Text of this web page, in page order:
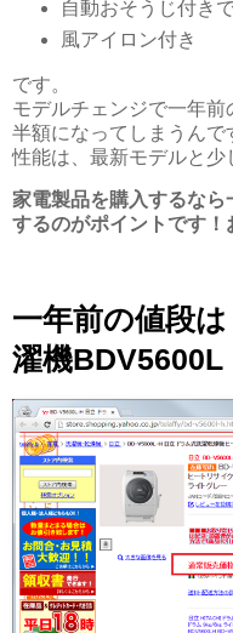
自動おそうじ付き
風アイロン付き
です。
モデルチェンジで一年
半額になってしまうんで
性能は、最新モデルと少
家電製品を購入するな
するのがポイントです！
一年前の値段
濯機BDV5600L